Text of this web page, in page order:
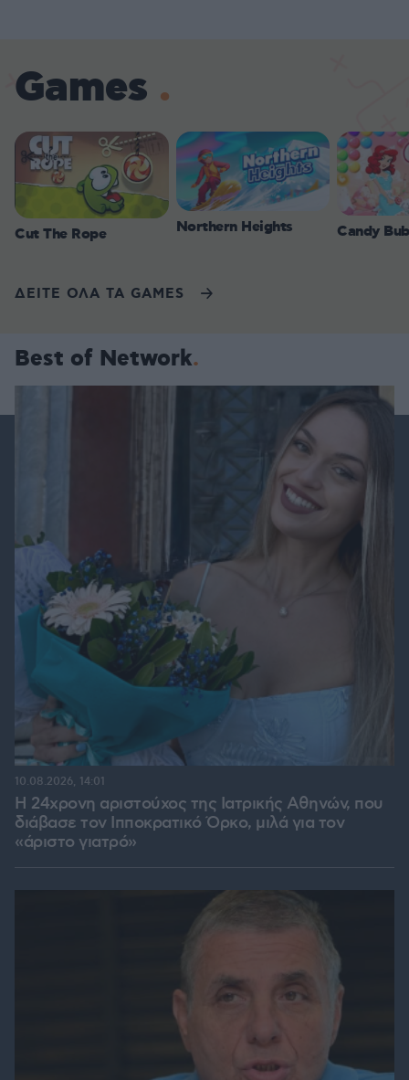
Games
Cut The Rope Northern Heights Candy
ΔΕΙΤΕ ΟΛΑ ΤΑ GAMES
Best of Network
Η 24χρονη αριστούχος της Ιατρικής Αθηνών, που
διάβασε τον Ιπποκρατικό Όρκο, μιλά για τον
«άριστο γιατρό»
10.08.2026, 14:01